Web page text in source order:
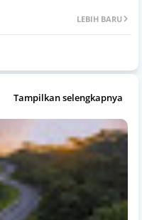
LEBIH BARU
Tampilkan selengkapnya